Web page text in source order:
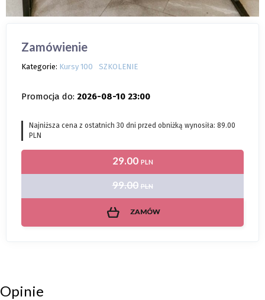
Zamówienie
Kategorie: Kursy 100 SZKOLENIE
Promocja do: 2026-08-10 23:00
Najniższa cena z ostatnich 30 dni przed obniżką wynosiła: 89.00
PLN
29.00 PLN
99.00 PLN
ZAMÓW
Opinie